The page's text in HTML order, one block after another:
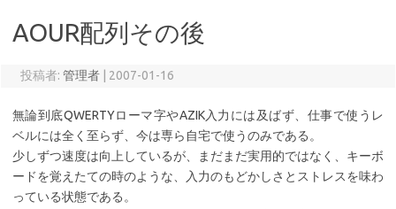
AOUR配列その後
投稿者: 管理者 2007-01-16
無論到底QWERTYローマ字やAZIK入力には及ばず、仕事で使うレ
ベルには全く至らず、今は専ら自宅で使うのみである。
少しずつ速度は向上しているが、まだまだ実用的ではなく、キーボ
ードを覚えたての時のような、入力のもどかしさとストレスを味わ
っている状態である。